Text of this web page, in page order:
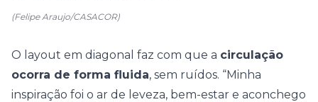
(Felipe Araujo/CASACOR)
O layout em diagonal faz com que a circulação
ocorra de forma fluida, sem ruídos. “Minha
inspiração foi o ar de leveza, bem-estar e aconchego